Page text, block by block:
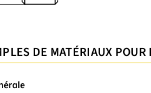
DE MATÉRIAUX POUR